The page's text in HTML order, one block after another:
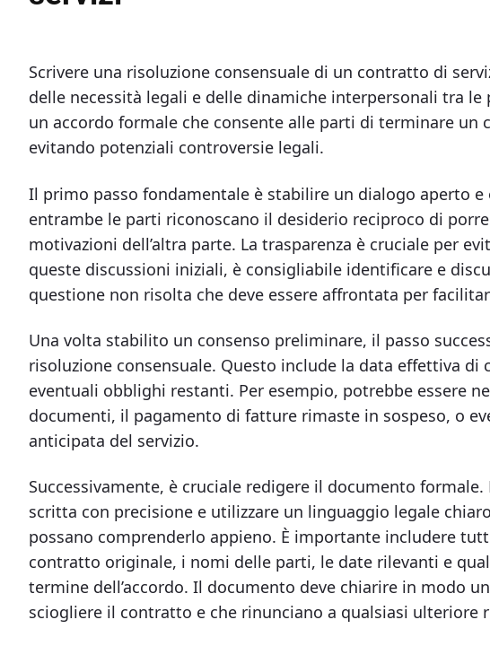
Scrivere una risoluzione consensuale di un contratto di
delle necessità legali e delle dinamiche interpersonali tra
un accordo formale che consente alle parti di terminare
evitando potenziali controversie legali.
Il primo passo fondamentale è stabilire un dialogo aperto e
entrambe le parti riconoscano il desiderio reciproco di
motivazioni dell’altra parte. La trasparenza è cruciale per
queste discussioni iniziali, è consigliabile identificare e
questione non risolta che deve essere affrontata per
Una volta stabilito un consenso preliminare, il passo
risoluzione consensuale. Questo include la data effettiva
eventuali obblighi restanti. Per esempio, potrebbe essere
documenti, il pagamento di fatture rimaste in sospeso, o
anticipata del servizio.
Successivamente, è cruciale redigere il documento
scritta con precisione e utilizzare un linguaggio legale
possano comprenderlo appieno. È importante includere
contratto originale, i nomi delle parti, le date rilevanti e
termine dell’accordo. Il documento deve chiarire in modo
sciogliere il contratto e che rinunciano a qualsiasi ulteriore